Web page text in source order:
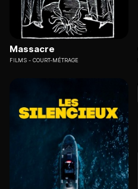
Massacre
FILMS COURT-MÉTRAGE